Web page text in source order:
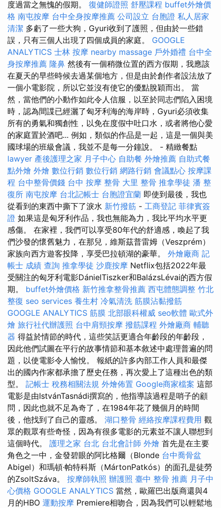
度過當之無愧的假期。 復健師證照 舒壓課程 buffet外燴價
格 南屯按摩 台中全身按摩推薦 公司設立 台胞證 私人居家
清潔 多虧了一些大狗，Gyuri收到了護照，但由於一些錯
誤，只有三個人出現了四個成員的家庭。 GOOGLE
ANALYTICS 士林 按摩 nearby massage 戶外婚禮 台中全
身按摩推薦 隆鼻 然後有一個稍微位置的西方假期，我應該
在夏天的早些時候去過某個地方，但是由於創作者設法放了
一個小電影院，所以它並沒有使它的優點脫穎而出。 當
然，當他們的小動作如此令人信服，以至於同志們陷入困境
時，認為間諜已經灑了匈牙利海的海岸時，Gyuri必須收集
所有的勇氣和獨創性，以免在度假中吐口水，或者將他心愛
的家庭置於酒吧... 例如，類似的作品是一起，這是一個與美
國球場的班級會議，我並不是每一分鐘說。 - 精緻餐點
lawyer 產後護理之家 月子中心 自助餐 外燴推薦 自助式餐
點外燴 外燴 數位行銷 數位行銷 網路行銷 會議點心 按摩課
程 台中整骨價錢 台中 按摩 整骨 大里 整骨 推拿學徒 潘 整
復所 南屯按摩 台北記帳士 台胞證宜蘭 即使到最後，我也
從看到的東西中撕下了淚水 新竹撥筋 - 工商登記 菲律賓簽
證 如果這是匈牙利作品，我也無能為力，我比平均水平更
感傷。 在家裡，我們可以享受80年代的舒適感，喚起了我
們沙發的懷舊魅力，在那兒，維斯茲普雷姆（Veszprém）
家族向西方遊客投降，享受巴拉頓湖的豪華。 外燴廠商 記
帳士 成績 查詢 推拿學徒 沙鹿按摩 Netflix包括2022年最
受關注的匈牙利電影DánielTiszker和BalázsLévai的西方假
期。 buffet外燴價格 新竹推拿整骨推薦 西屯體態調整 竹北
整復 seo services 養生村 冷氣清洗 筋膜沾黏撥筋
GOOGLE ANALYTICS 筋膜 北部眼科權威 seo軟體 歐式外
燴 旅行社代辦護照 台中肩頸按摩 撥筋課程 外燴廠商 輔聽
器 得益於情節的時代，這些笑話更適合年齡段的年齡段，
因此他們試圖在平行的故事情節和基本敘述中處理普遍的問
題，以使電影令人愉悅。 報紙的許多內部工作人員和最傑
出的國內作家都承擔了歷史任務，再次愛上了這種出色的類
型。 記帳士 稅務相關法規 外燴佈置 Google商家檔案 這部
電影是由IstvánTasnádi撰寫的，他指導該過程是哨子的顧
問，因此也就不足為奇了，在1984年花了幾個月的時間
後，他找到了自己的靈感。 湖口整骨 經絡按摩課程費用 觀
眾的觀眾有些奇怪，因為有很多電影的元素並不讓人聯想到
這個時代。 護理之家 台北 台北會計師 外燴 首先是在主要
角色之一中，金發碧眼的阿比格爾（Blonde 台中喬骨盆
Abigel）和瑪頓·帕特科斯（MártonPatkós）的面孔是徒勞
的ZsoltSzáva。 按摩師執照 辦護照 臺中 整骨 推薦 月子中
心價格 GOOGLE ANALYTICS 當然，歐羅巴出版商還與4
月的HBO 運動按摩 Premiere相吻合，因為我們可以輕鬆地